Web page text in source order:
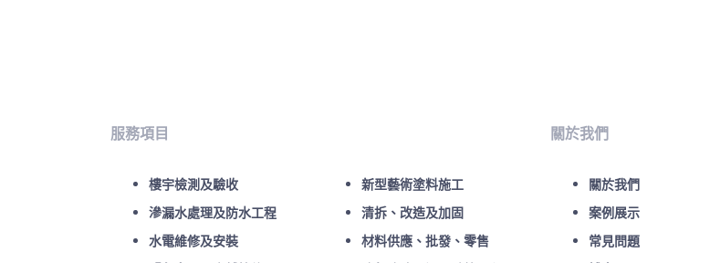
服務項目
樓宇檢測及驗收
滲漏水處理及防水工程
水電維修及安裝
新型藝術塗料施工
清拆、改造及加固
材料供應、批發、零售
關於我們
關於我們
案例展示
常見問題